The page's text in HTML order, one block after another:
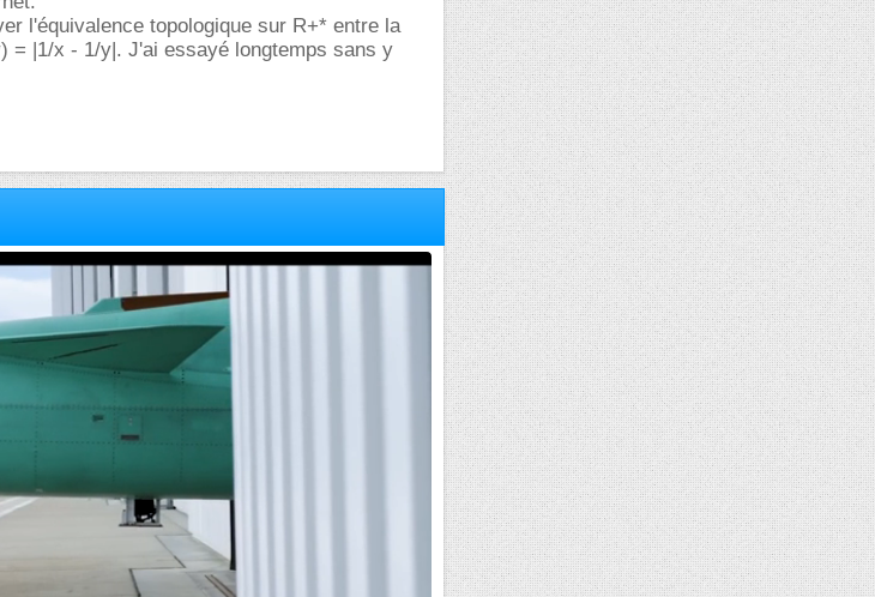
l'équivalence topologique sur R+* entre la
= |1/x - 1/y|. J'ai essayé longtemps sans y